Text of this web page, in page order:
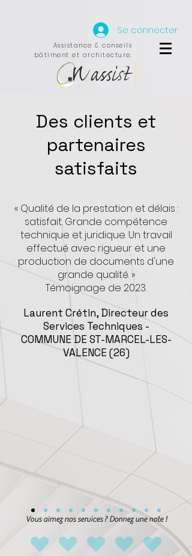
Assistance & conseils
bâtiment et architecture.
Se connecter
Des clients et
partenaires
satisfaits
« Qualité de la prestation et délais :
satisfait. Grande compétence
technique et juridique. Un travail
effectué avec rigueur et une
production de documents d'une
grande qualité. »
Témoignage de 2023.
Laurent Crétin, Directeur des
Services Techniques -
COMMUNE DE ST-MARCEL-LES-
VALENCE (26)
Vous aimez nos services ? Donnez une note !